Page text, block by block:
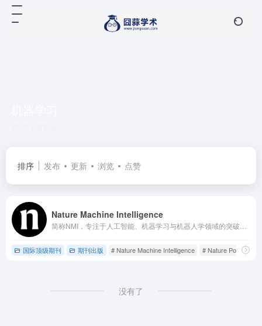
排序 发布 更新 浏览 点赞
Nature Machine Intelligence
国际顶级期刊 期刊出版 # Nature Machine Intelligence # Nature Portfolio
没有了